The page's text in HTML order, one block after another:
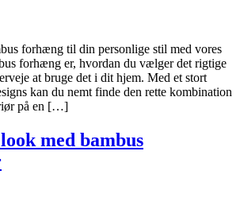
forhæng til din personlige stil med vores
forhæng er, hvordan du vælger det rigtige
at bruge det i dit hjem. Med et stort
kan du nemt finde den rette kombination
på en […]
med bambus